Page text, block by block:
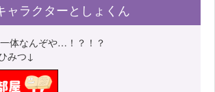
ャラクターとしょくん
体なんぞや…！？！？
みつ↓